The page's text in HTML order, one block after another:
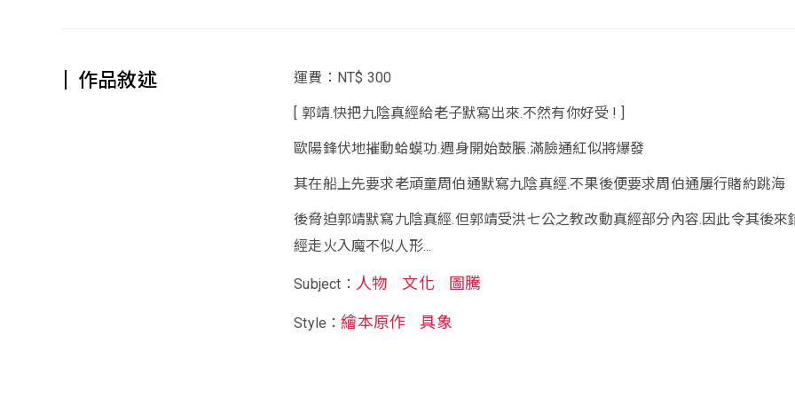
作品敘述 運費：NT$ 300
[ 郭靖.快把九陰真經給老子默寫出來.不然有你好受 ! ]
歐陽鋒伏地摧動蛤蟆功.週身開始鼓脹.滿臉通紅似將爆發
其在船上先要求老頑童周伯通默寫九陰真經.不果後便要求周伯通屢行賭約跳海
後脅迫郭靖默寫九陰真經.但郭靖受洪七公之教改動真經部分內容.因此令其後來
經走火入魔不似人形...
Subject： 人物 文化 圖騰
Style：繪本原作 具象